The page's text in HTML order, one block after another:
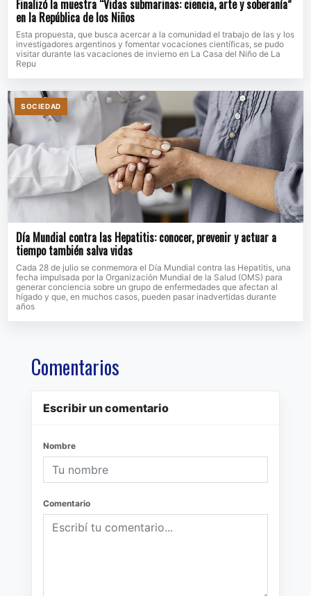
Finalizó la muestra “Vidas submarinas: ciencia, arte y soberanía”
en la República de los Niños
Esta propuesta, que busca acercar a la comunidad el trabajo de las y los
investigadores argentinos y fomentar vocaciones científicas, se pudo
visitar durante las vacaciones de invierno en La Casa del Niño de La
Repu
SOCIEDAD
Día Mundial contra las Hepatitis: conocer, prevenir y actuar a
tiempo también salva vidas
Cada 28 de julio se conmemora el Día Mundial contra las Hepatitis, una
fecha impulsada por la Organización Mundial de la Salud (OMS) para
generar conciencia sobre un grupo de enfermedades que afectan al
hígado y que, en muchos casos, pueden pasar inadvertidas durante
años
Comentarios
Escribir un comentario
Nombre
Comentario